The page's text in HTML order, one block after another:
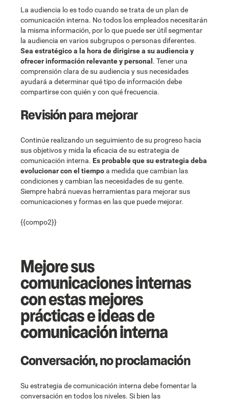
La audiencia lo es todo cuando se trata de un plan de
comunicación interna. No todos los empleados necesitarán
la misma información, por lo que puede ser útil segmentar
la audiencia en varios subgrupos o personas diferentes.
Sea estratégico a la hora de dirigirse a su audiencia y
ofrecer información relevante y personal . Tener una
comprensión clara de su audiencia y sus necesidades
ayudará a determinar qué tipo de información debe
compartirse con quién y con qué frecuencia.
Revisión para mejorar
Continúe realizando un seguimiento de su progreso hacia
sus objetivos y mida la eficacia de su estrategia de
comunicación interna. Es probable que su estrategia deba
evolucionar con el tiempoa medida que cambian las
condiciones y cambian las necesidades de su gente.
Siempre habrá nuevas herramientas para mejorar sus
comunicaciones y formas en las que puede mejorar.
{{compo2}}
Mejore sus
comunicaciones internas
con estas mejores
prácticas e ideas de
comunicación interna
Conversación, no proclamación
Su estrategia de comunicación interna debe fomentar la
conversación en todos los niveles. Si bien las